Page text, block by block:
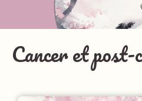
Cancer et post-